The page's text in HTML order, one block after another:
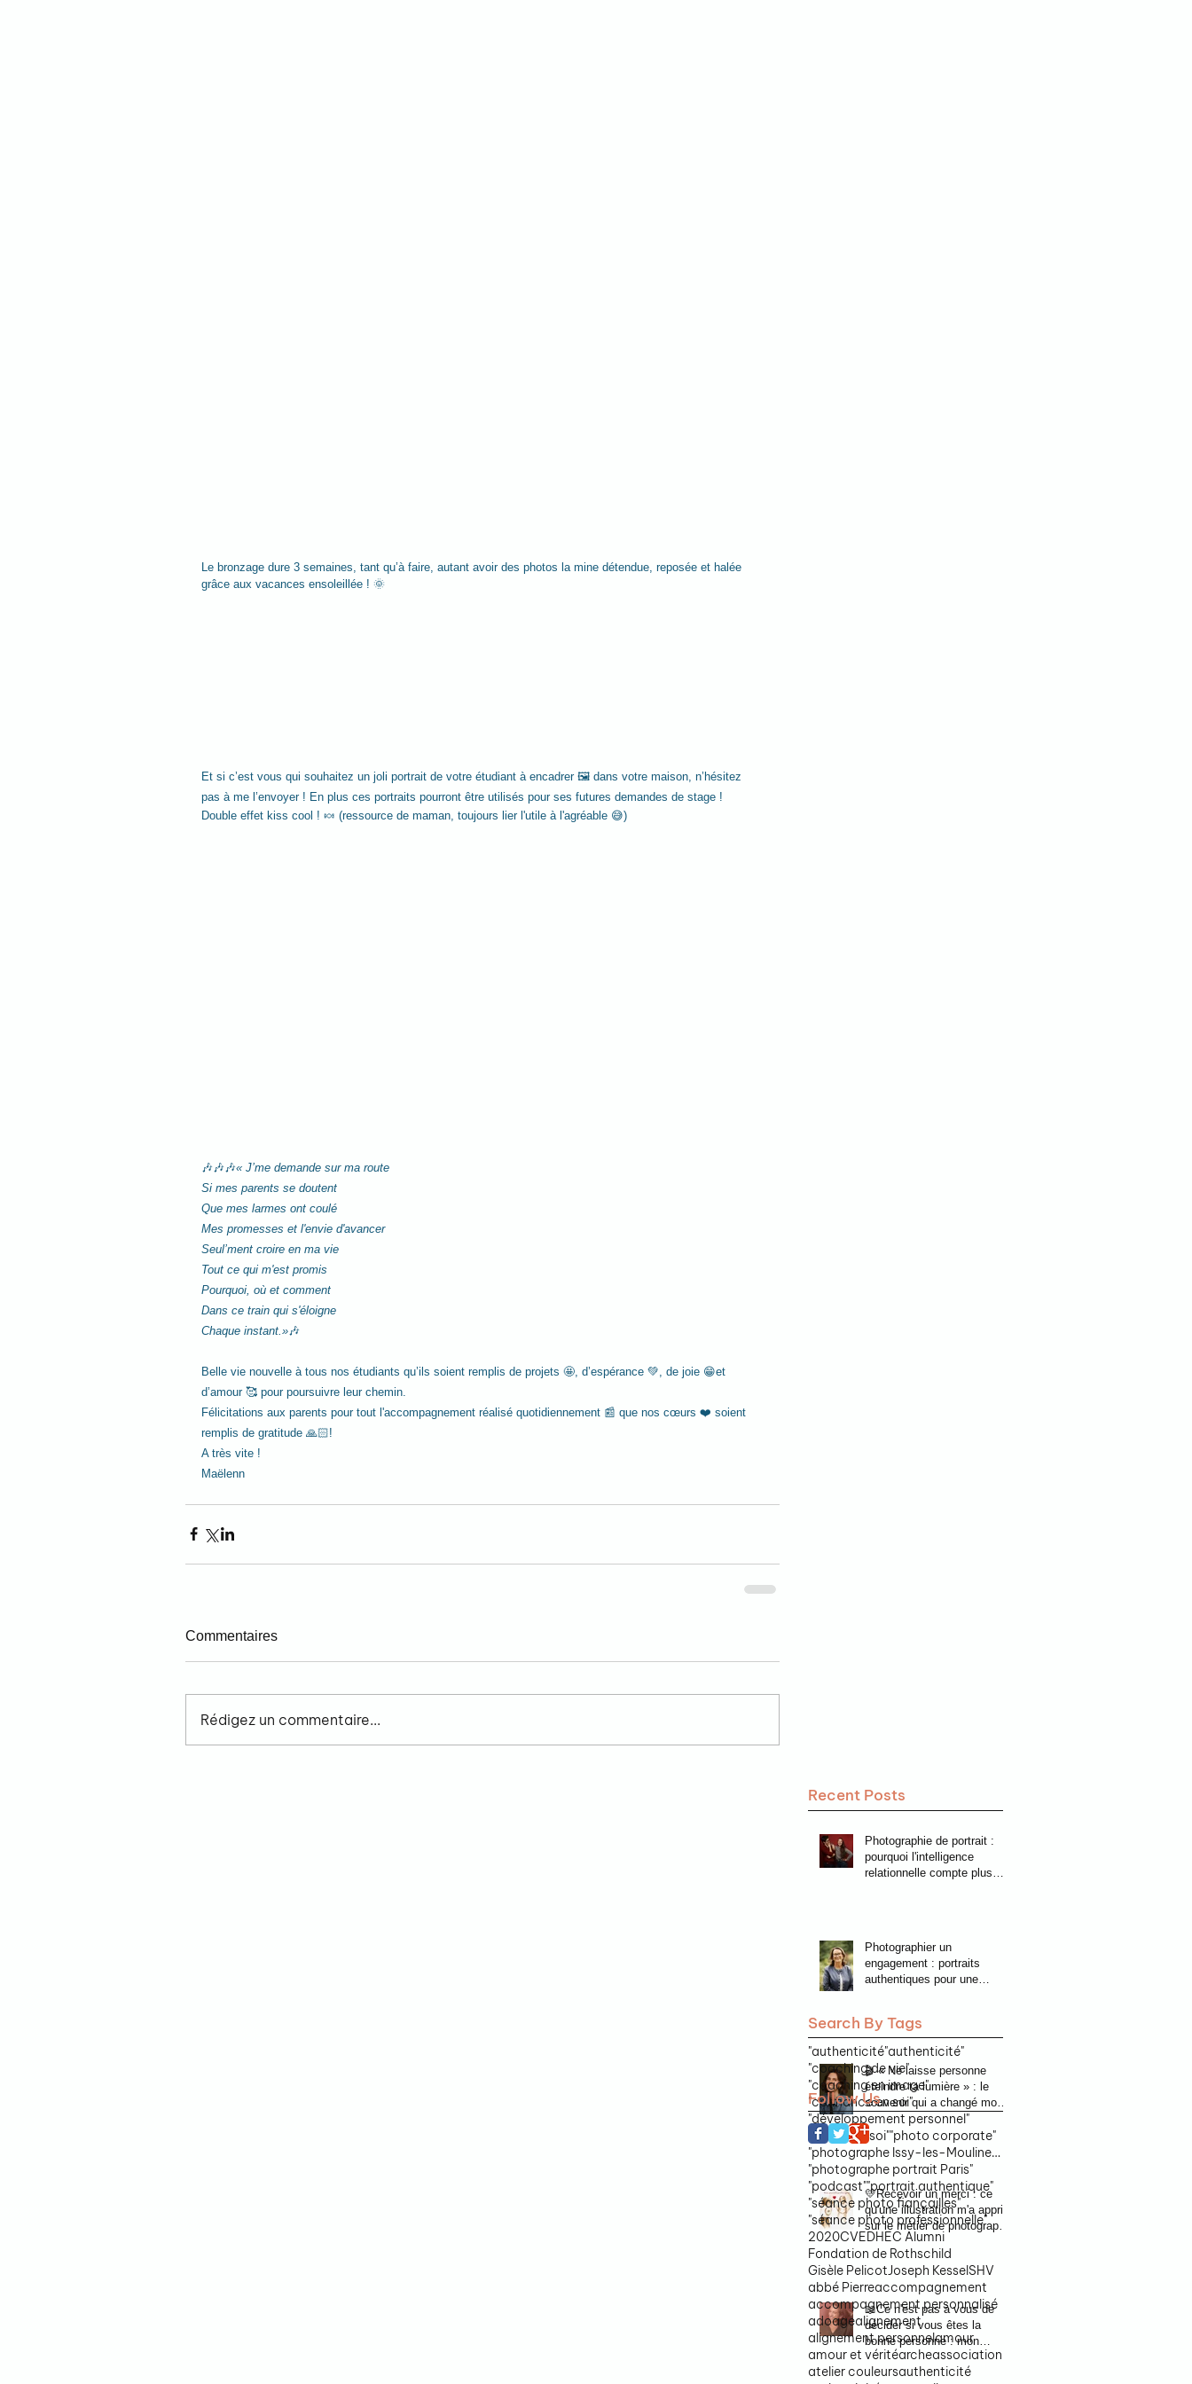
Le bronzage dure 3 semaines, tant qu’à faire, autant avoir des photos la mine détendue, reposée et halée
grâce aux vacances ensoleillée ! 🌞
Et si c’est vous qui souhaitez un joli portrait de votre étudiant à encadrer 🖼️ dans votre maison, n’hésitez
pas à me l’envoyer ! En plus ces portraits pourront être utilisés pour ses futures demandes de stage !
Double effet kiss cool ! 🍬 (ressource de maman, toujours lier l'utile à l'agréable 😅)
🎶🎶🎶« J’me demande sur ma route
Si mes parents se doutent
Que mes larmes ont coulé
Mes promesses et l'envie d'avancer
Seul’ment croire en ma vie
Tout ce qui m'est promis
Pourquoi, où et comment
Dans ce train qui s'éloigne
Chaque instant.»🎶
Belle vie nouvelle à tous nos étudiants qu’ils soient remplis de projets 🤩, d’espérance 💚, de joie 😁et
d’amour 🥰 pour poursuivre leur chemin.
Félicitations aux parents pour tout l'accompagnement réalisé quotidiennement 📰 que nos cœurs ❤️ soient
remplis de gratitude 🙏🏻!
A très vite !
Maëlenn
Commentaires
Rédigez un commentaire...
Recent Posts
Photographie de portrait :
pourquoi l'intelligence
relationnelle compte plus
Photographier un
engagement : portraits
authentiques pour une
🎬 « Ne laisse personne
éteindre ta lumière » : le
souvenir qui a changé mon
regard sur l'authenticité
💛Recevoir un merci : ce
qu'une illustration m'a appris
sur le métier de photographe
portraitiste
📖Ce n'est pas à vous de
décider si vous êtes la
bonne personne : mon
invitation au podcast du
magazine Zélie
Search By Tags
"authenticité"authenticité"
"coaching de vie"
"coaching en image"
"confiance en soi"
"développement personnel"
"image de soi""photo corporate"
"photographe Issy-les-Moulineaux"
"photographe portrait Paris"
"podcast""portrait authentique"
"séance photo fiançailles"
"séance photo professionnelle"
2020CVEDHEC Alumni
Fondation de Rothschild
Gisèle PelicotJoseph KesselSHV
abbé Pierreaccompagnement
accompagnement personnalisé
adoagealignement
alignement personnelamour
amour et véritéarcheassociation
atelier couleursauthenticité
Follow Us